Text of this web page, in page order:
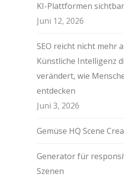
KI-Plattformen
Juni 12, 2026
SEO reicht nicht mehr
Künstliche Intelligenz
verändert, wie
entdecken
Juni 3, 2026
Gemüse HQ Scene
Generator für
Szenen